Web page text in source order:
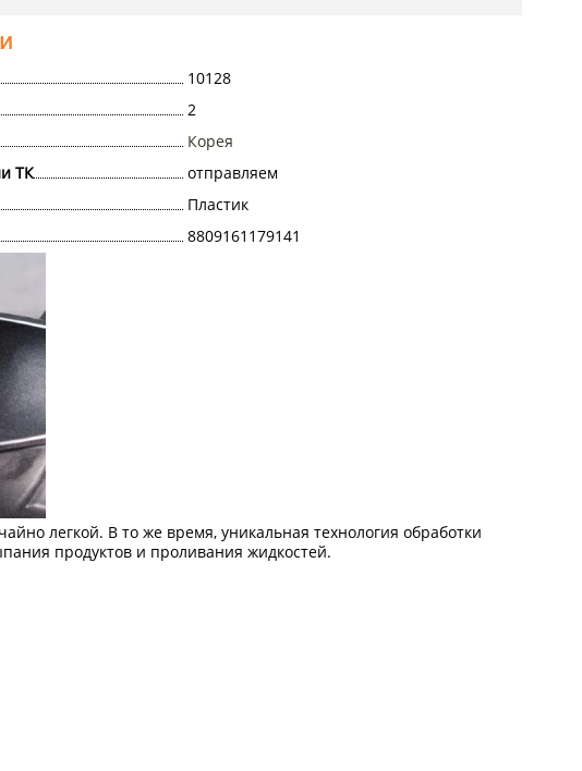
10128
2
Корея
ТК
отправляем
Пластик
8809161179141
легкой. В то же время, уникальная технология обработки
продуктов и проливания жидкостей.